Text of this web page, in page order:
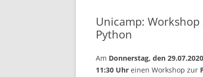
Unicamp:
Python
Am Donnerstag, den
11:30 Uhr einen Workshop zur